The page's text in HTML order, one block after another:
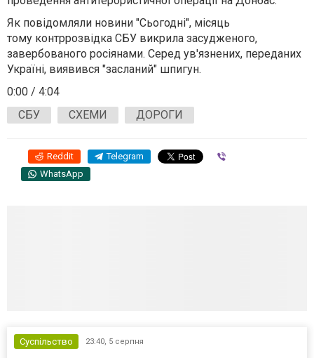
Як повідомляли новини "Сьогодні", місяць
тому контррозвідка СБУ викрила засудженого,
завербованого росіянами. Серед ув'язнених, переданих
Україні, виявився "засланий" шпигун.
0:00 / 4:04
СБУ
СХЕМИ ДОРОГИ
Reddit Telegram
WhatsApp
Суспільство 23:40, 5 серпня